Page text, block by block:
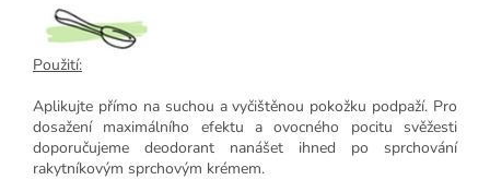
Použití:
Aplikujte přímo na suchou a vyčištěnou pokožku podpaží. Pro
dosažení maximálního efektu a ovocného pocitu svěžesti
doporučujeme deodorant nanášet ihned po sprchování
rakytníkovým sprchovým krémem.